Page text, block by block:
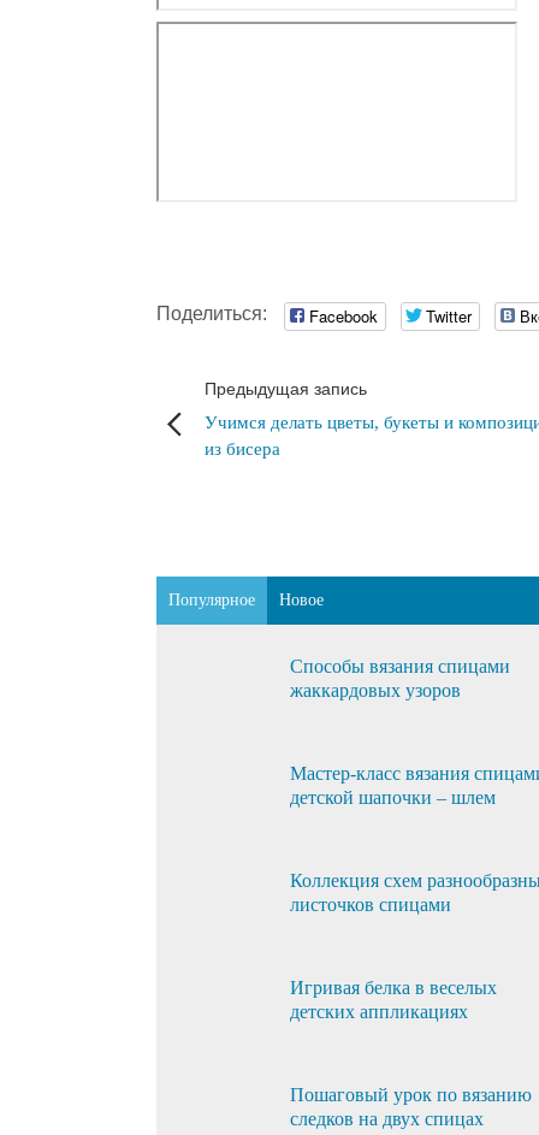
Поделиться: Facebook Twitter
Предыдущая запись
Учимся делать цветы, букеты и
из бисера
Популярное Новое
Способы вязания спицами
жаккардовых узоров
Мастер-класс вязания
детской шапочки – шлем
Коллекция схем
листочков спицами
Игривая белка в веселых
детских аппликациях
Пошаговый урок по вязанию
следков на двух спицах